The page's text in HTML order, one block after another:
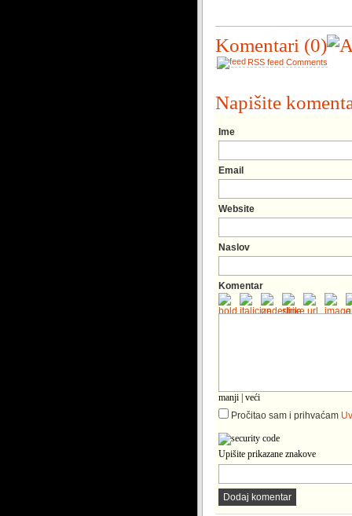
Komentari (0)
RSS feed Comments
Napišite
Ime
Email
Website
Naslov
Komentar
manji veći
Pročitao sam i prihvaćam
Upišite prikazane znakove
Dodaj komentar